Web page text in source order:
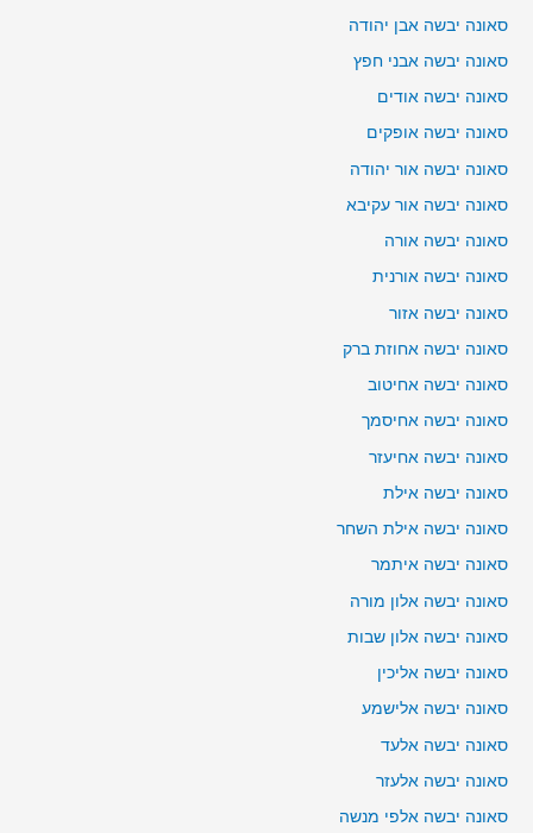
סאונה יבשה אבן יהודה
סאונה יבשה אבני חפץ
סאונה יבשה אודים
סאונה יבשה אופקים
סאונה יבשה אור יהודה
סאונה יבשה אור עקיבא
סאונה יבשה אורה
סאונה יבשה אורנית
סאונה יבשה אזור
סאונה יבשה אחוזת ברק
סאונה יבשה אחיטוב
סאונה יבשה אחיסמך
סאונה יבשה אחיעזר
סאונה יבשה אילת
סאונה יבשה אילת השחר
סאונה יבשה איתמר
סאונה יבשה אלון מורה
סאונה יבשה אלון שבות
סאונה יבשה אליכין
סאונה יבשה אלישמע
סאונה יבשה אלעד
סאונה יבשה אלעזר
סאונה יבשה אלפי מנשה